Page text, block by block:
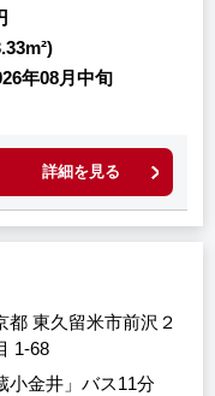
年08月中旬
詳細を見る
都 東久留米市前沢２
1-68
小金井」バス11分